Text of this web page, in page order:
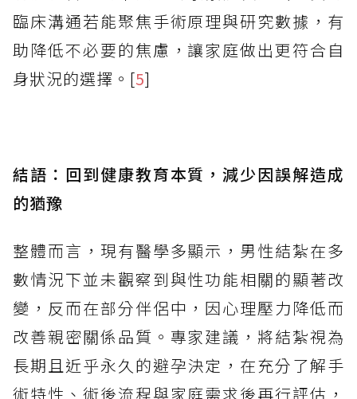
臨床溝通若能聚焦手術原理與研究數據，有
助降低不必要的焦慮，讓家庭做出更符合自
身狀況的選擇。[5]
結語：回到健康教育本質，減少因誤解造成
的猶豫
整體而言，現有醫學多顯示，男性結紮在多
數情況下並未觀察到與性功能相關的顯著改
變，反而在部分伴侶中，因心理壓力降低而
改善親密關係品質。專家建議，將結紮視為
長期且近乎永久的避孕決定，在充分了解手
術特性、術後流程與家庭需求後再行評估，